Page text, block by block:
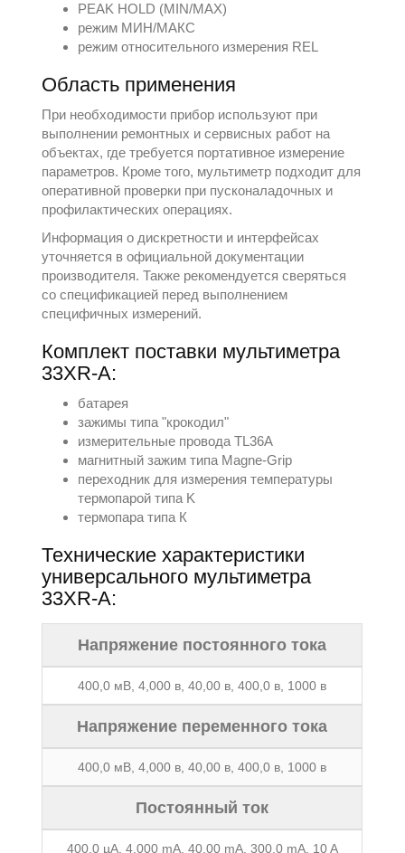
PEAK HOLD (MIN/MAX)
режим МИН/МАКС
режим относительного измерения REL
Область применения
При необходимости прибор используют при
выполнении ремонтных и сервисных работ на
объектах, где требуется портативное измерение
параметров. Кроме того, мультиметр подходит для
оперативной проверки при пусконаладочных и
профилактических операциях.
Информация о дискретности и интерфейсах
уточняется в официальной документации
производителя. Также рекомендуется сверяться
со спецификацией перед выполнением
специфичных измерений.
Комплект поставки мультиметра
33XR-A:
батарея
зажимы типа "крокодил"
измерительные провода TL36A
магнитный зажим типа Magne-Grip
переходник для измерения температуры
термопарой типа K
термопара типа К
Технические характеристики
универсального мультиметра
33XR-A:
Напряжение постоянного тока
400,0 мВ, 4,000 в, 40,00 в, 400,0 в, 1000 в
Напряжение переменного тока
400,0 мВ, 4,000 в, 40,00 в, 400,0 в, 1000 в
Постоянный ток
400,0 µA, 4,000 mA, 40,00 mA, 300,0 mA, 10 A